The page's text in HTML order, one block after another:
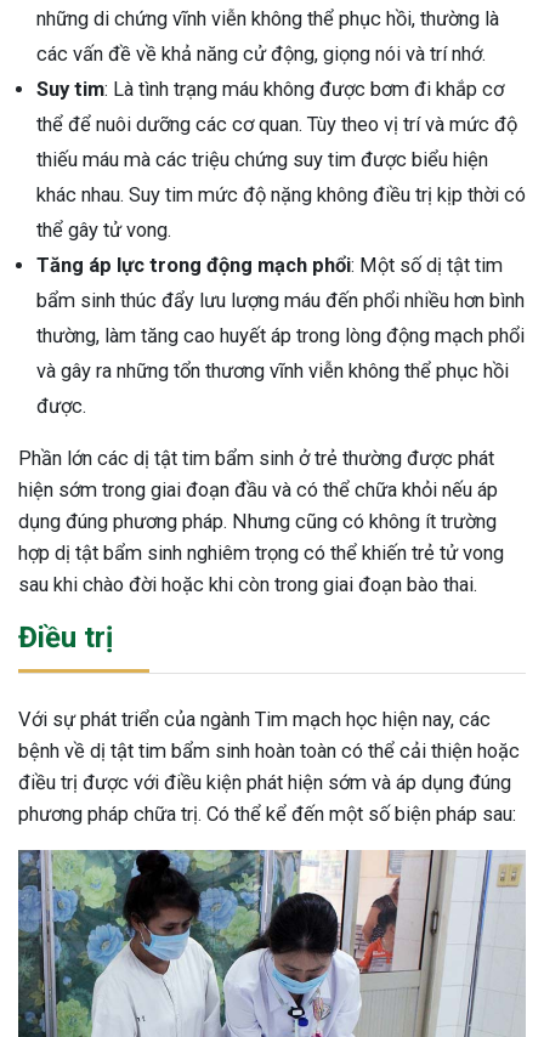
những di chứng vĩnh viễn không thể phục hồi, thường là
các vấn đề về khả năng cử động, giọng nói và trí nhớ.
Suy tim: Là tình trạng máu không được bơm đi khắp cơ
thể để nuôi dưỡng các cơ quan. Tùy theo vị trí và mức độ
thiếu máu mà các triệu chứng suy tim được biểu hiện
khác nhau. Suy tim mức độ nặng không điều trị kịp thời có
thể gây tử vong.
Tăng áp lực trong động mạch phổi: Một số dị tật tim
bẩm sinh thúc đẩy lưu lượng máu đến phổi nhiều hơn bình
thường, làm tăng cao huyết áp trong lòng động mạch phổi
và gây ra những tổn thương vĩnh viễn không thể phục hồi
được.
Phần lớn các dị tật tim bẩm sinh ở trẻ thường được phát
hiện sớm trong giai đoạn đầu và có thể chữa khỏi nếu áp
dụng đúng phương pháp. Nhưng cũng có không ít trường
hợp dị tật bẩm sinh nghiêm trọng có thể khiến trẻ tử vong
sau khi chào đời hoặc khi còn trong giai đoạn bào thai.
Điều trị
Với sự phát triển của ngành Tim mạch học hiện nay, các
bệnh về dị tật tim bẩm sinh hoàn toàn có thể cải thiện hoặc
điều trị được với điều kiện phát hiện sớm và áp dụng đúng
phương pháp chữa trị. Có thể kể đến một số biện pháp sau: